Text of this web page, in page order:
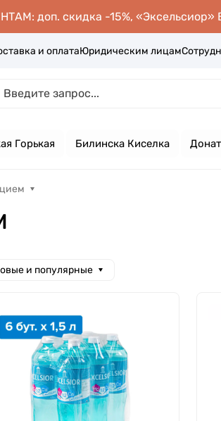
доп. скидка -15%, «Эксельсиор»
и оплатаЮридическим лицам
Горькая Билинска Киселка Донат
и популярные